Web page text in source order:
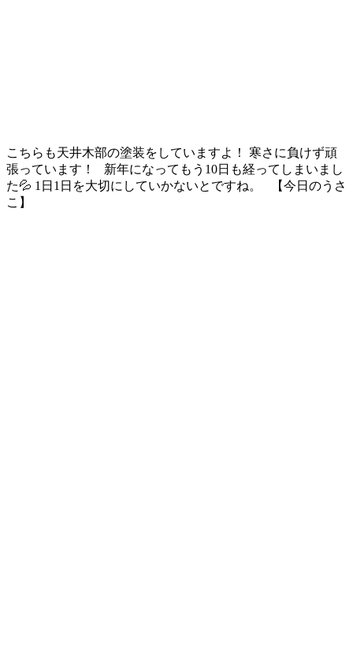
こちらも天井木部の塗装をしていますよ！ 寒さに負けず頑
張っています！ 新年になってもう10日も経ってしまいまし
た💦 1日1日を大切にしていかないとですね。 【今日のうさ
こ】